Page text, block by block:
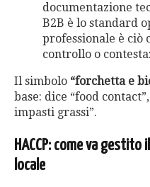
documentazione
B2B è lo standard
professionale è ciò
controllo o
Il simbolo “forchetta e
base: dice “food
impasti grassi”.
HACCP: come va
locale